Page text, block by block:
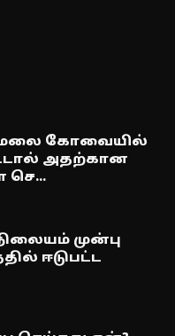
கோவையில்
அதற்கான
முன்பு
ஈடுபட்ட